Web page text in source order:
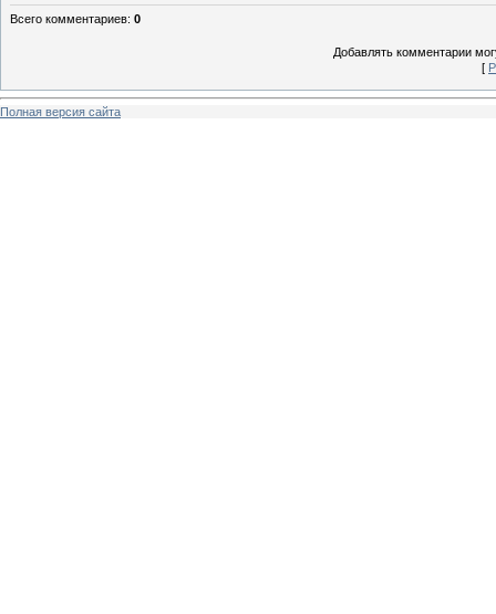
Всего комментариев: 0
Добавлять комментарии
[
Полная версия сайта